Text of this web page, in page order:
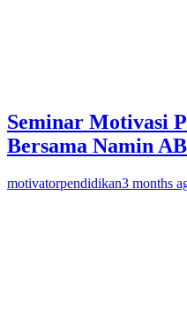
Seminar Motivasi
Bersama Namin
motivatorpendidikan3 months